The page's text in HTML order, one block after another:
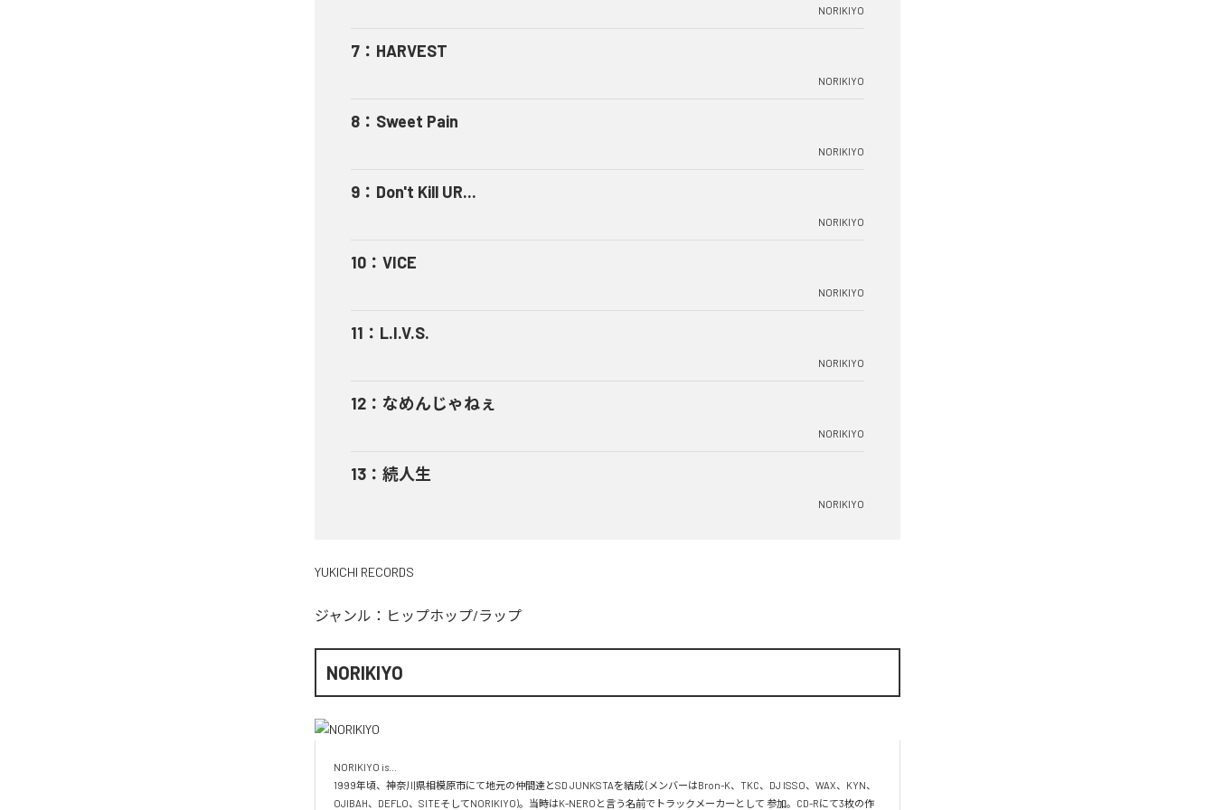
NORIKIYO
7 ： HARVEST
NORIKIYO
8 ： Sweet Pain
NORIKIYO
9 ： Don't Kill UR...
NORIKIYO
10 ： VICE
NORIKIYO
11 ： L.I.V.S.
NORIKIYO
12 ： なめんじゃねぇ
NORIKIYO
13 ： 続人生
NORIKIYO
YUKICHI RECORDS
ジャンル： ヒップホップ/ラップ
NORIKIYO
NORIKIYO is...
1999年頃、神奈川県相模原市にて地元の仲間達とSD JUNKSTAを結成 (メンバーはBron-K、TKC、DJ ISSO、WAX、KYN、
OJIBAH、DEFLO、SITEそしてNORIKIYO)。当時はK-NEROと言う名前でトラックメーカーとして 参加。CD-Rにて3枚の作